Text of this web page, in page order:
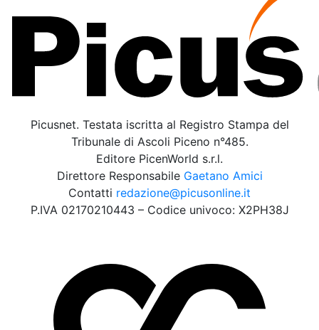
Picusnet. Testata iscritta al Registro Stampa del
Tribunale di Ascoli Piceno n°485.
Editore PicenWorld s.r.l.
Direttore Responsabile Gaetano Amici
Contatti redazione@picusonline.it
P.IVA 02170210443 – Codice univoco: X2PH38J